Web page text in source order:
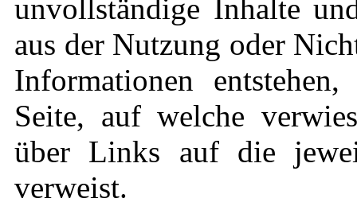
unvollständige Inhalte
aus der Nutzung oder
Informationen
Seite, auf welche
über Links auf die
verweist.